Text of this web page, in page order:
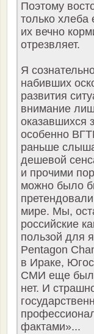
Поэтому
только хлеба
их вечно
отрезвляет.
Я
набивших
развития
внимание
оказавшихся
особенно
раньше
дешевой
и прочими
можно было
мире. Мы,
российские
пользой для
Pentagon
в Ираке,
СМИ еще
нет. И
фактами»...